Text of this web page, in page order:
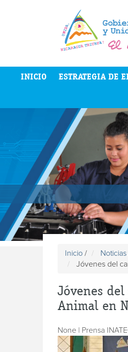
INICIO ESTRATEGIA DE
Inicio / Noticias
Jóvenes del
Jóvenes
Animal en
None | Prensa